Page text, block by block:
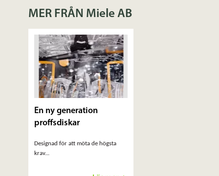
MER FRÅN Miele AB
En ny generation
proffsdiskar
Designad för att möta de högsta
krav...